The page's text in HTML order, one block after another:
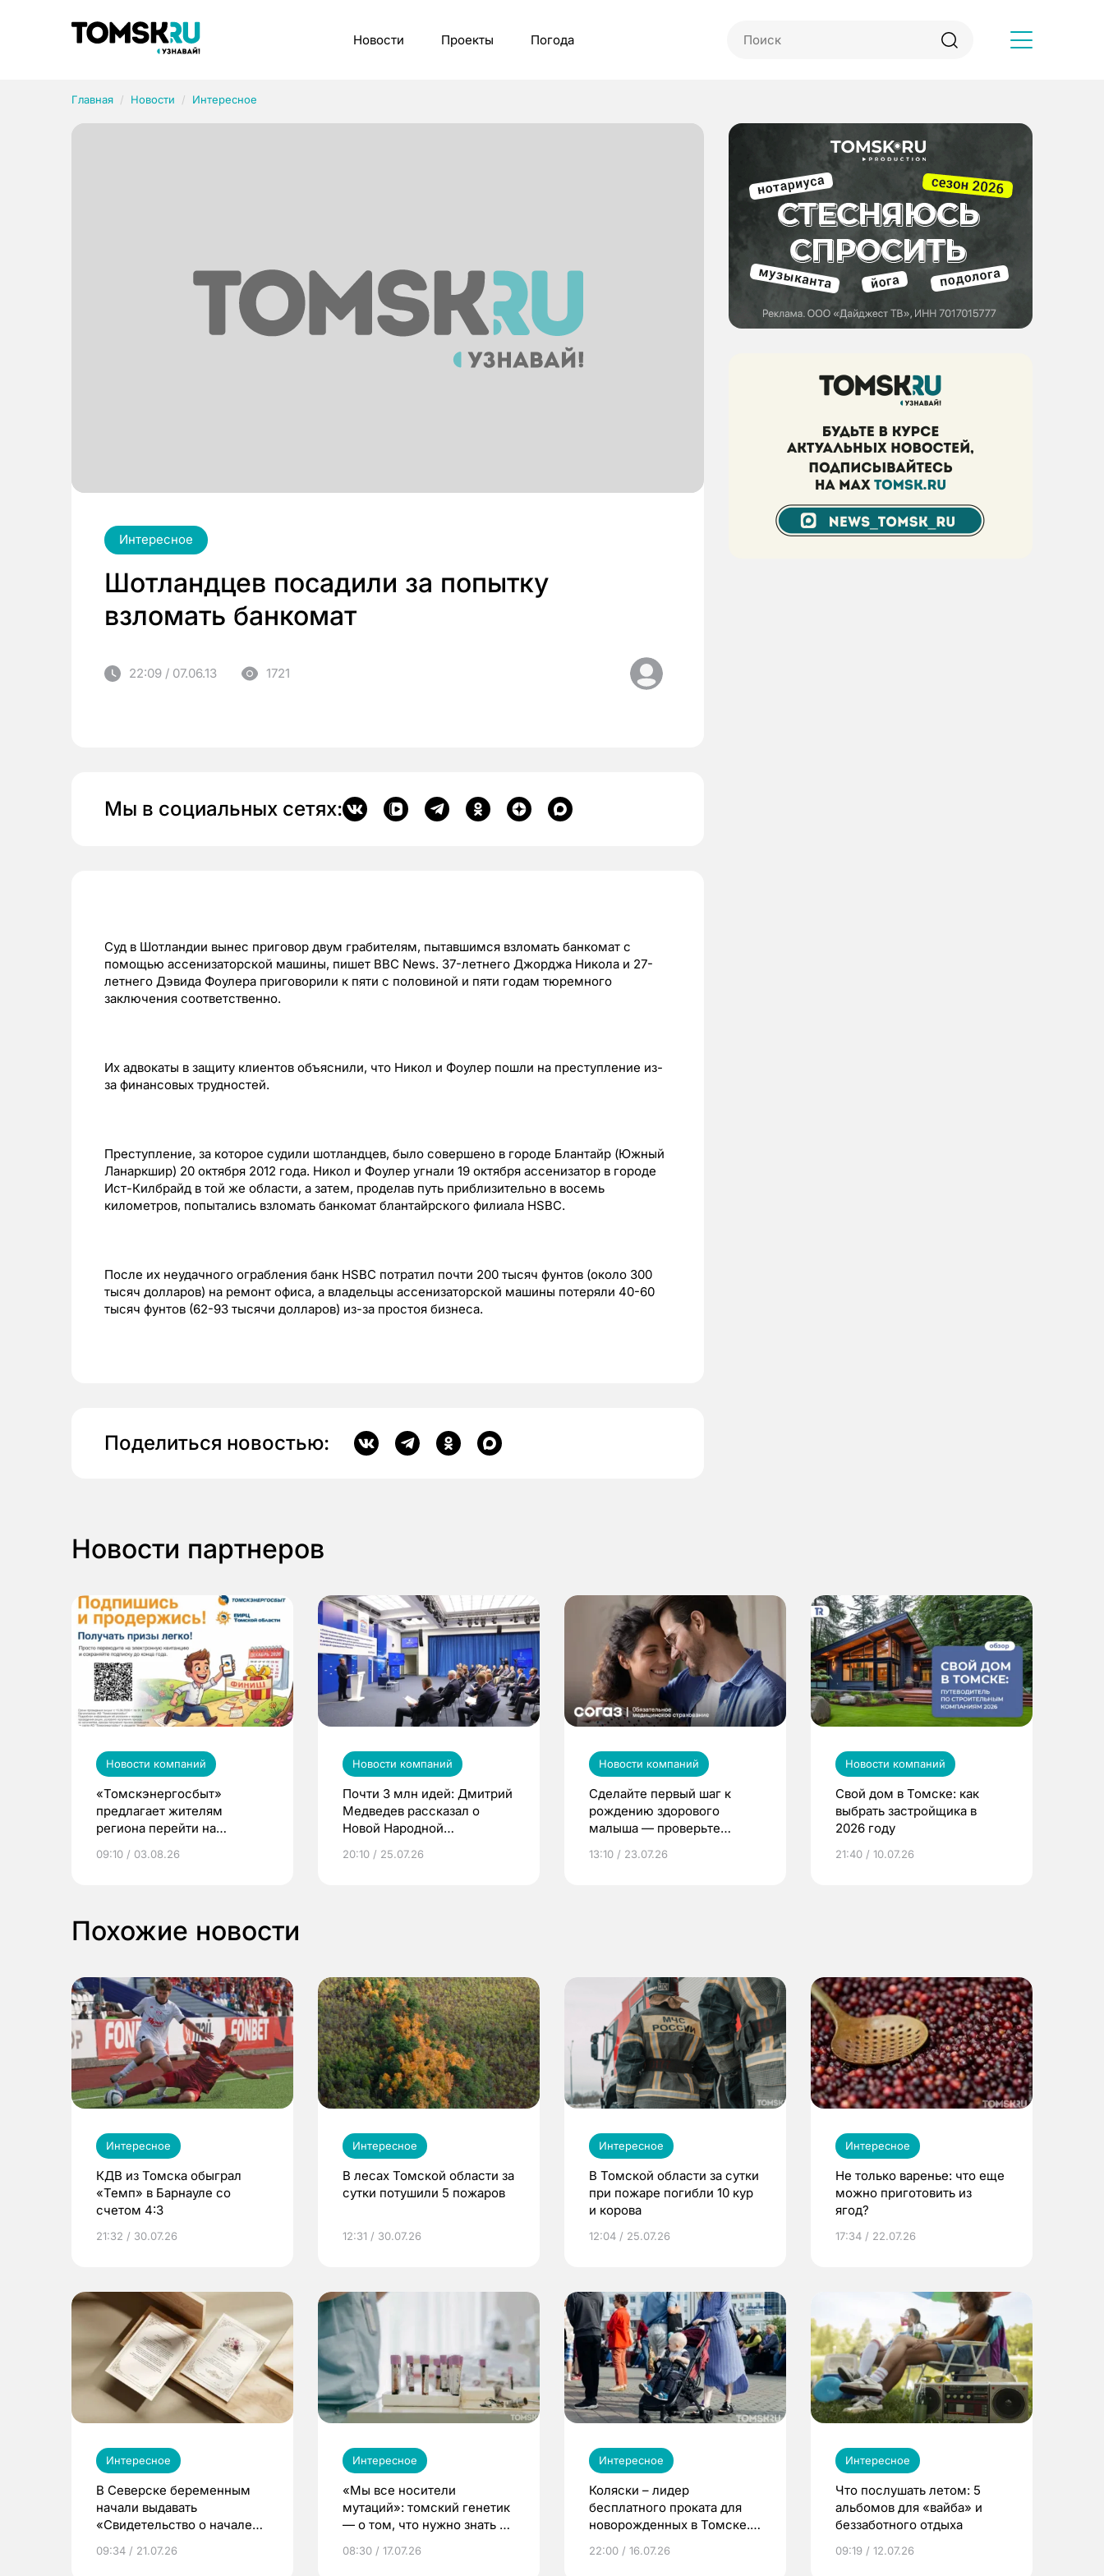
Новости Проекты Погода
Главная Новости Интересное
Интересное
Шотландцев посадили за попытку
взломать банкомат
22:09 / 07.06.13 1721
Мы в социальных сетях:
Суд в Шотландии вынес приговор двум грабителям, пытавшимся взломать банкомат с
помощью ассенизаторской машины, пишет BBC News. 37-летнего Джорджа Никола и 27-
летнего Дэвида Фоулера приговорили к пяти с половиной и пяти годам тюремного
заключения соответственно.
Их адвокаты в защиту клиентов объяснили, что Никол и Фоулер пошли на преступление из-
за финансовых трудностей.
Преступление, за которое судили шотландцев, было совершено в городе Блантайр (Южный
Ланаркшир) 20 октября 2012 года. Никол и Фоулер угнали 19 октября ассенизатор в городе
Ист-Килбрайд в той же области, а затем, проделав путь приблизительно в восемь
километров, попытались взломать банкомат блантайрского филиала HSBC.
После их неудачного ограбления банк HSBC потратил почти 200 тысяч фунтов (около 300
тысяч долларов) на ремонт офиса, а владельцы ассенизаторской машины потеряли 40-60
тысяч фунтов (62-93 тысячи долларов) из-за простоя бизнеса.
Поделиться новостью:
Новости партнеров
Новости компаний
«Томскэнергосбыт»
предлагает жителям
региона перейти на
выиграть призы
09:10 / 03.08.26
Новости компаний
Почти 3 млн идей: Дмитрий
Медведев рассказал о
Новой Народной
20:10 / 25.07.26
Новости компаний
Сделайте первый шаг к
рождению здорового
малыша — проверьте
по ОМС!
13:10 / 23.07.26
Новости компаний
Свой дом в Томске: как
выбрать застройщика в
2026 году
21:40 / 10.07.26
Похожие новости
Интересное
КДВ из Томска обыграл
«Темп» в Барнауле со
счетом 4:3
21:32 / 30.07.26
Интересное
В лесах Томской области за
сутки потушили 5 пожаров
12:31 / 30.07.26
Интересное
В Томской области за сутки
при пожаре погибли 10 кур
и корова
12:04 / 25.07.26
Интересное
Не только варенье: что еще
можно приготовить из
ягод?
17:34 / 22.07.26
Интересное
В Северске беременным
начали выдавать
«Свидетельство о начале
09:34 / 21.07.26
Интересное
«Мы все носители
мутаций»: томский генетик
— о том, что нужно знать до
08:30 / 17.07.26
Интересное
Коляски – лидер
бесплатного проката для
новорожденных в Томске.
22:00 / 16.07.26
Интересное
Что послушать летом: 5
альбомов для «вайба» и
беззаботного отдыха
09:19 / 12.07.26
Рубрики